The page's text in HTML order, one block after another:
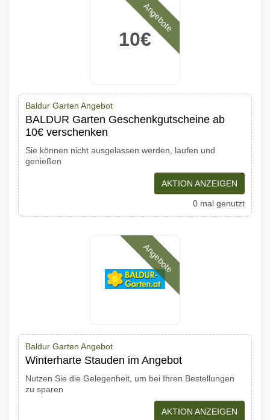
10€
Angebote
Baldur Garten Angebot
BALDUR Garten Geschenkgutscheine ab
10€ verschenken
Sie können nicht ausgelassen werden, laufen und
genießen
AKTION ANZEIGEN
0 mal genutzt
Angebote
Baldur Garten Angebot
Winterharte Stauden im Angebot
Nutzen Sie die Gelegenheit, um bei Ihren Bestellungen
zu sparen
AKTION ANZEIGEN